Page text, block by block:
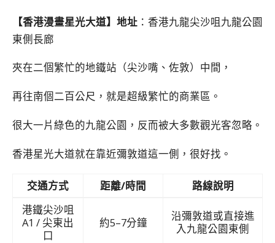
【香港漫畫星光大道】地址 ：香港九龍尖沙咀九龍公園
東側長廊
夾在二個繁忙的地鐵站（尖沙嘴、佐敦）中間，
再往南個二百公尺，就是超級繁忙的商業區。
很大一片綠色的九龍公園，反而被大多數觀光客忽略。
香港星光大道就在靠近彌敦道這一側，很好找。
交通方式 距離/時間
路線說明
港鐵尖沙咀
A1 / 尖東出
口
約5–7分鐘
沿彌敦道或直接進
入九龍公園東側